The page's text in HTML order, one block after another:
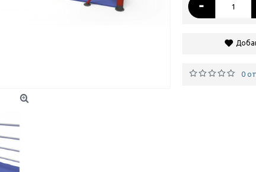
-
0